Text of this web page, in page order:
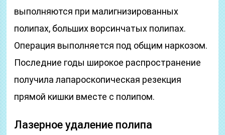
выполняются при малигнизированных
полипах, больших ворсинчатых полипах.
Операция выполняется под общим наркозом.
Последние годы широкое распространение
получила лапароскопическая резекция
прямой кишки вместе с полипом.
Лазерное удаление полипа